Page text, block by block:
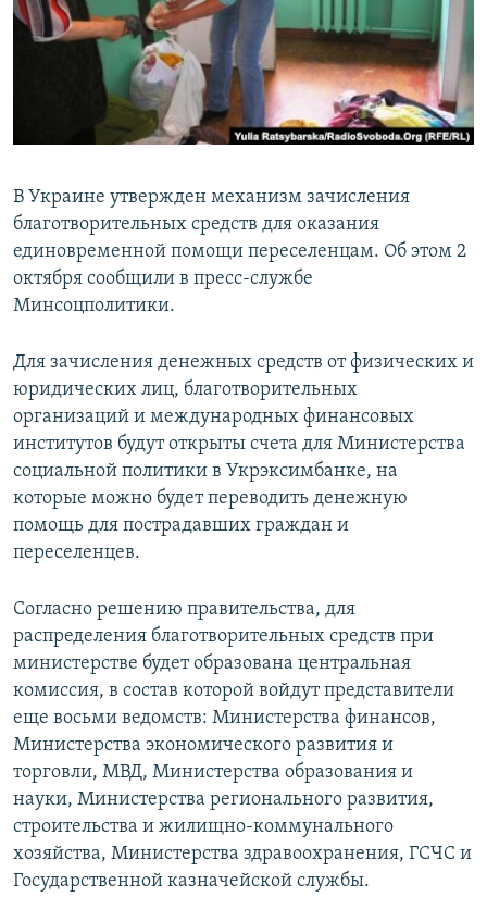
ПОБЕДИТЕЛЕЙ НЕ СУДЯТ?
КРЫМ.НЕПОКОРЕННЫЙ
УКРАИНСКАЯ ПРОБЛЕМА КРЫМА
ПРИСОЕДИНЯЙТЕСЬ!
В Украине утвержден механизм зачисления
благотворительных средств для оказания
единовременной помощи переселенцам. Об этом 2
октября сообщили в пресс-службе
Минсоцполитики.
Для зачисления денежных средств от физических и
юридических лиц, благотворительных
организаций и международных финансовых
институтов будут открыты счета для Министерства
социальной политики в Укрэксимбанке, на
которые можно будет переводить денежную
помощь для пострадавших граждан и
переселенцев.
Согласно решению правительства, для
распределения благотворительных средств при
министерстве будет образована центральная
комиссия, в состав которой войдут представители
еще восьми ведомств: Министерства финансов,
Министерства экономического развития и
торговли, МВД, Министерства образования и
науки, Министерства регионального развития,
строительства и жилищно-коммунального
хозяйства, Министерства здравоохранения, ГСЧС и
Государственной казначейской службы.